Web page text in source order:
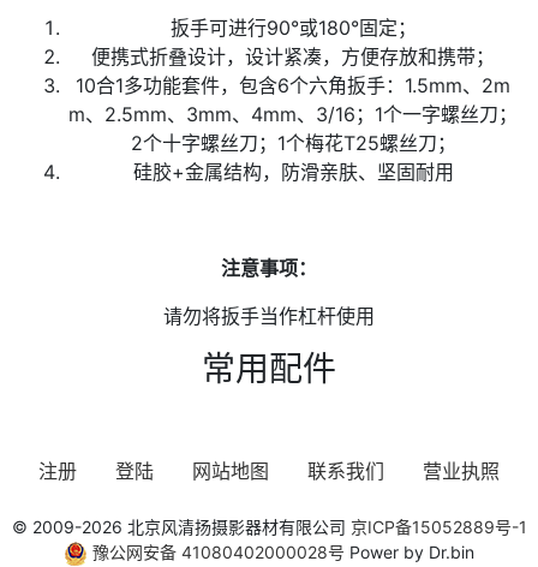
扳手可进行90°或180°固定；
便携式折叠设计，设计紧凑，方便存放和携带；
10合1多功能套件，包含6个六角扳手：1.5mm、2m
m、2.5mm、3mm、4mm、3/16；1个一字螺丝刀；
2个十字螺丝刀；1个梅花T25螺丝刀；
硅胶+金属结构，防滑亲肤、坚固耐用
注意事项：
请勿将扳手当作杠杆使用
常用配件
注册 登陆 网站地图 联系我们 营业执照
© 2009-2026 北京风清扬摄影器材有限公司 京ICP备15052889号-1
豫公网安备 41080402000028号 Power by Dr.bin